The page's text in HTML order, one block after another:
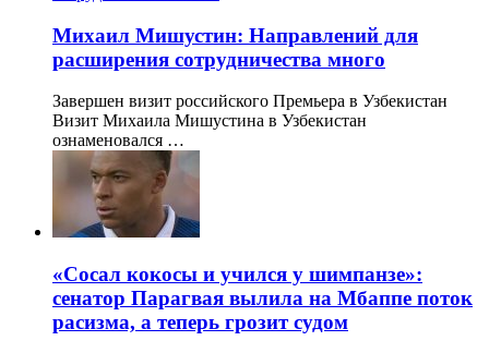
Михаил Мишустин: Направлений для
расширения сотрудничества много
Завершен визит российского Премьера в Узбекистан
Визит Михаила Мишустина в Узбекистан
ознаменовался …
«Сосал кокосы и учился у шимпанзе»:
сенатор Парагвая вылила на Мбаппе поток
расизма, а теперь грозит судом